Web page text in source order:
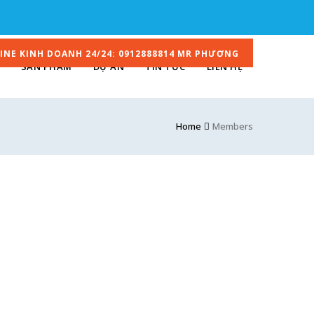
KINH DOANH 24/24: 0912888814 MR PHƯƠNG
SẢN PHẨM DỰ ÁN TIN TỨC LIÊN HỆ
Home Members